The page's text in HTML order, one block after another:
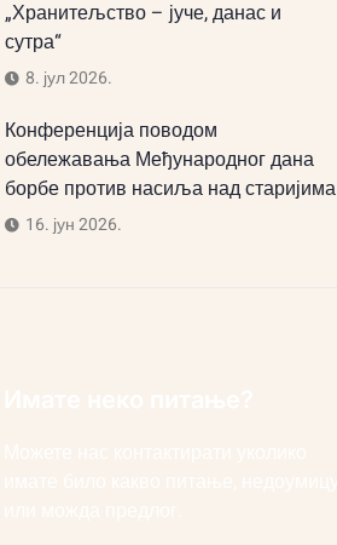
„Хранитељство – јуче, данас и
сутра“
8. јул 2026.
Конференција поводом
обележавања Међународног дана
борбе против насиља над старијима
16. јун 2026.